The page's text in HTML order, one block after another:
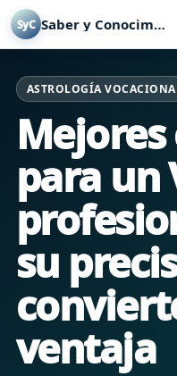
SyC Saber y Conocimiento
ASTROLOGÍA
para un
su
ventaja